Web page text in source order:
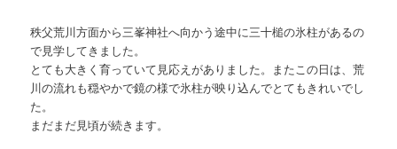
秩父荒川方面から三峯神社へ向かう途中に三十槌の氷柱があるの
で見学してきました。
とても大きく育っていて見応えがありました。またこの日は、荒
川の流れも穏やかで鏡の様で氷柱が映り込んでとてもきれいでし
た。
まだまだ見頃が続きます。